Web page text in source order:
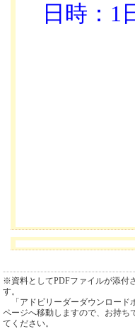
日時：1
※資料としてPDFファイルが添付
す。
「アドビリーダーダウンロード
ページへ移動しますので、お持ち
てください。